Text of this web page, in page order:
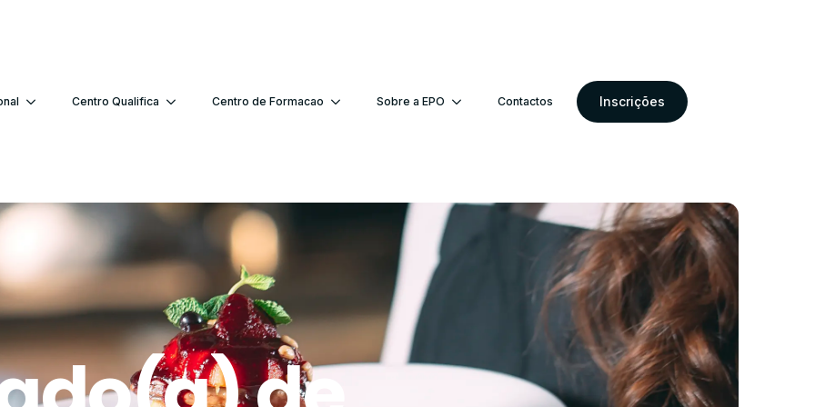
Centro Qualifica Centro de Formacao Sobre a EPO Contactos Inscrições